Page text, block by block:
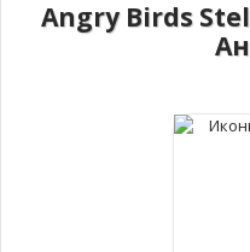
Angry Birds